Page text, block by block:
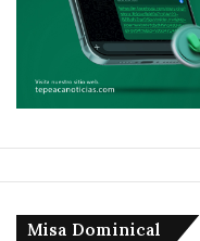
Misa Dominical